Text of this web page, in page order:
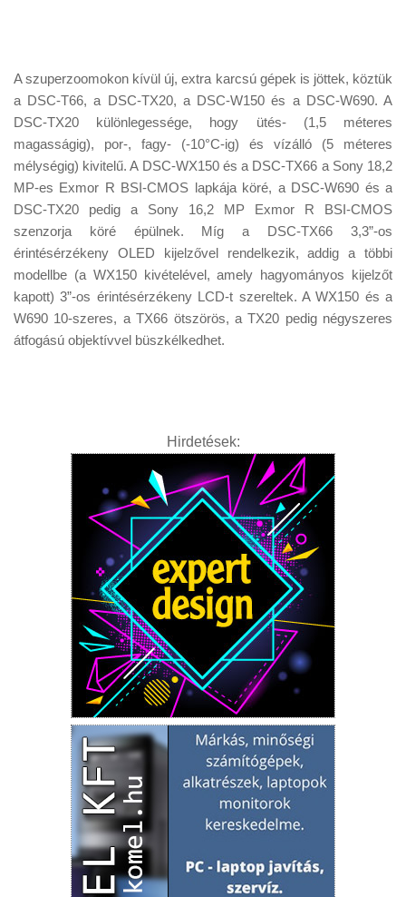
A szuperzoomokon kívül új, extra karcsú gépek is jöttek, köztük
a DSC-T66, a DSC-TX20, a DSC-W150 és a DSC-W690. A
DSC-TX20 különlegessége, hogy ütés- (1,5 méteres
magasságig), por-, fagy- (-10°C-ig) és vízálló (5 méteres
mélységig) kivitelű. A DSC-WX150 és a DSC-TX66 a Sony 18,2
MP-es Exmor R BSI-CMOS lapkája köré, a DSC-W690 és a
DSC-TX20 pedig a Sony 16,2 MP Exmor R BSI-CMOS
szenzorja köré épülnek. Míg a DSC-TX66 3,3”-os
érintésérzékeny OLED kijelzővel rendelkezik, addig a többi
modellbe (a WX150 kivételével, amely hagyományos kijelzőt
kapott) 3”-os érintésérzékeny LCD-t szereltek. A WX150 és a
W690 10-szeres, a TX66 ötszörös, a TX20 pedig négyszeres
átfogású objektívvel büszkélkedhet.
Hirdetések: